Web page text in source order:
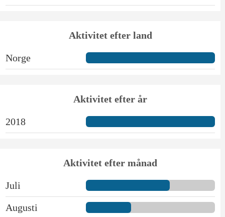
Aktivitet efter land
Norge
Aktivitet efter år
2018
Aktivitet efter månad
Juli
Augusti